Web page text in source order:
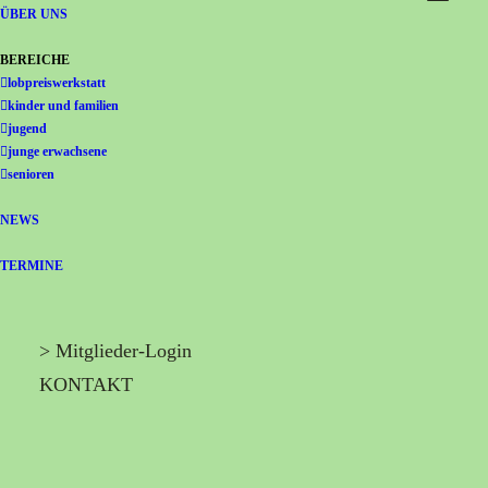
Gemeinschaft Immanuel
ÜBER UNS
BEREICHE
lobpreiswerkstatt
kinder und familien
jugend
junge erwachsene
senioren
NEWS
TERMINE
> Mitglieder-Login
KONTAKT